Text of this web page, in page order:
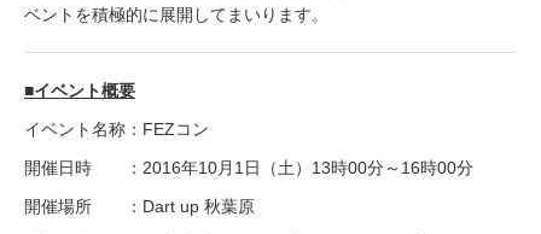
ベントを積極的に展開してまいります。
■イベント概要
イベント名称：FEZコン
開催日時 ：2016年10月1日（土）13時00分～16時00分
開催場所 ：Dart up 秋葉原